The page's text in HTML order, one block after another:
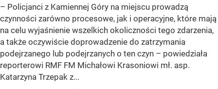
– Policjanci z Kamiennej Góry na miejscu prowadzą
czynności zarówno procesowe, jak i operacyjne, które mają
na celu wyjaśnienie wszelkich okoliczności tego zdarzenia,
a także oczywiście doprowadzenie do zatrzymania
podejrzanego lub podejrzanych o ten czyn – powiedziała
reporterowi RMF FM Michałowi Krasoniowi mł. asp.
Katarzyna Trzepak z...